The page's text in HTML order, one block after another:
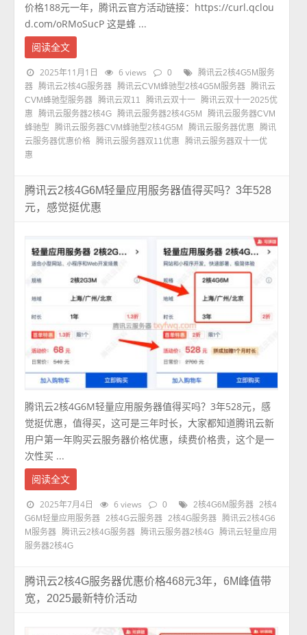
价格188元一年，腾讯云官方活动链接：https://curl.qclou
d.com/oRMoSucP 这是蜂 ...
阅读全文
2025年11月1日 6 views 0
腾讯云2核4G5M服务
器 腾讯云2核4G服务器 腾讯云CVM蜂驰型2核4G5M服务器 腾讯云
CVM蜂驰型服务器 腾讯云双11 腾讯云双十一 腾讯云双十一2025优
惠
腾讯云服务器2核4G 腾讯云服务器2核4G5M
腾讯云服务器CVM
蜂驰型
腾讯云服务器CVM蜂驰型2核4G5M 腾讯云服务器优惠
腾讯
云服务器优惠价格 腾讯云服务器双11优惠
腾讯云服务器双十一优
惠
腾讯云2核4G6M轻量应用服务器值得买吗？3年528
元，感觉挺优惠
腾讯云2核4G6M轻量应用服务器值得买吗？3年528元，感
觉挺优惠，值得买，这可是三年时长，大家都知道腾讯云新
用户第一年购买云服务器价格优惠，续费价格贵，这个是一
次性买 ...
阅读全文
2025年7月4日 6 views 0 2核4G6M服务器
2核4
G6M轻量应用服务器 2核4G云服务器 2核4G服务器 腾讯云2核4G6
M服务器 腾讯云2核4G服务器 腾讯云服务器2核4G 腾讯云轻量应用
服务器2核4G
腾讯云2核4G服务器优惠价格468元3年，6M峰值带
宽，2025最新特价活动